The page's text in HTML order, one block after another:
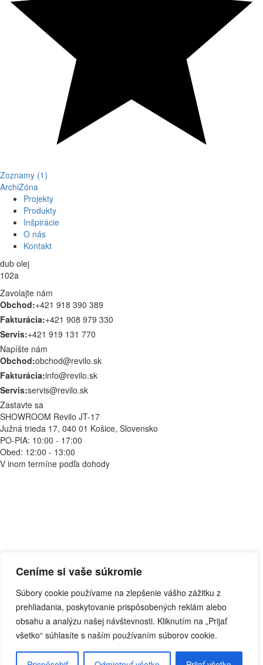
Ceníme si vaše súkromie
Súbory cookie používame na zlepšenie vášho zážitku z
prehliadania, poskytovanie prispôsobených reklám alebo
obsahu a analýzu našej návštevnosti. Kliknutím na „Prijať
všetko“ súhlasíte s naším používaním súborov cookie.
Zoznamy (1)
ArchiZóna
Projekty
Produkty
Inšpirácie
O nás
Kontakt
dub olej
102a
Zavolajte nám
Obchod:+421 918 390 389
Fakturácia:+421 908 979 330
Servis:+421 919 131 770
Napíšte nám
Obchod:obchod@revilo.sk
Fakturácia:info@revilo.sk
Servis:servis@revilo.sk
Zastavte sa
SHOWROOM Revilo JT-17
Južná trieda 17, 040 01 Košice, Slovensko
PO-PIA: 10:00 - 17:00
Obed: 12:00 - 13:00
V inom termíne podľa dohody
Navigácia
O nás Kontakt GDPR
Cookies
Zásady používania
Zmeniť nastavenie
Všetky práva sú vyhradené. Zákaz šírenia obsahu,
bez písomného súhlasu majiteľa.
Zrealizovali
Všetky práva sú vyhradené. Zákaz šírenia obsahu, bez písomného